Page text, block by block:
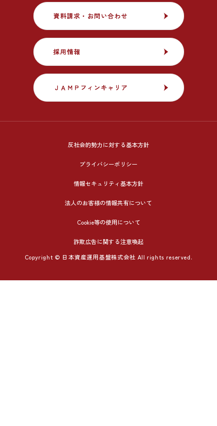
資料請求・お問い合わせ
資料請求・お問い合わせ
採用情報
採用情報
ＪＡＭＰフィンキャリア
ＪＡＭＰフィンキャリア
反社会的勢力に対する基本方針
プライバシーポリシー
情報セキュリティ基本方針
法人のお客様の情報共有について
Cookie等の使用について
詐欺広告に関する注意喚起
Copyright © 日本資産運用基盤株式会社 All rights reserved.